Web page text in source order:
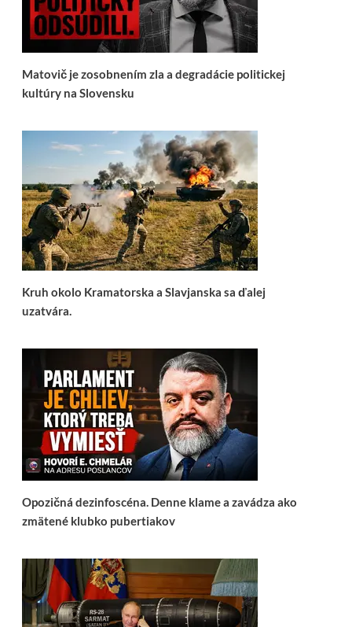
Matovič je zosobnením zla a degradácie politickej
kultúry na Slovensku
Kruh okolo Kramatorska a Slavjanska sa ďalej
uzatvára.
Opozičná dezinfoscéna. Denne klame a zavádza ako
zmätené klubko pubertiakov